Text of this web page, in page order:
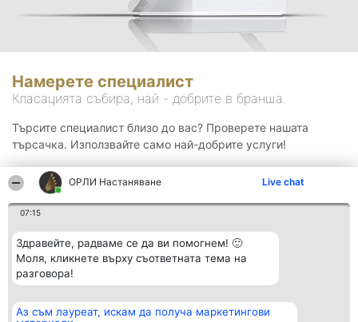
ОРЛИ Настаняване Live chat
07:15
Здравейте, радваме се да ви помогнем! 🙂
Моля, кликнете върху съответната тема на
разговора!
Аз съм лауреат, искам да получа маркетингови
Намерете специалист
Класацията събира, най - добрите в бранша.
Търсите специалист близо до вас? Проверете нашата
търсачка. Използвайте само най-добрите услуги!
Организатор на
Класация Контакти